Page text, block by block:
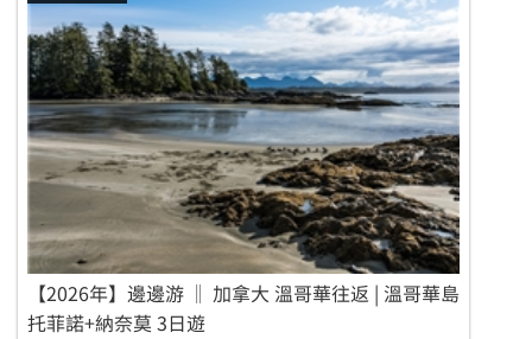
【2026年】邊邊游 ‖ 加拿大 溫哥華往返 | 溫哥華島
托菲諾+納奈莫 3日遊